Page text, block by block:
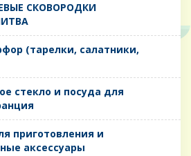
СКОВОРОДКИ
(тарелки, салатники,
стекло и посуда для
приготовления и
аксессуары